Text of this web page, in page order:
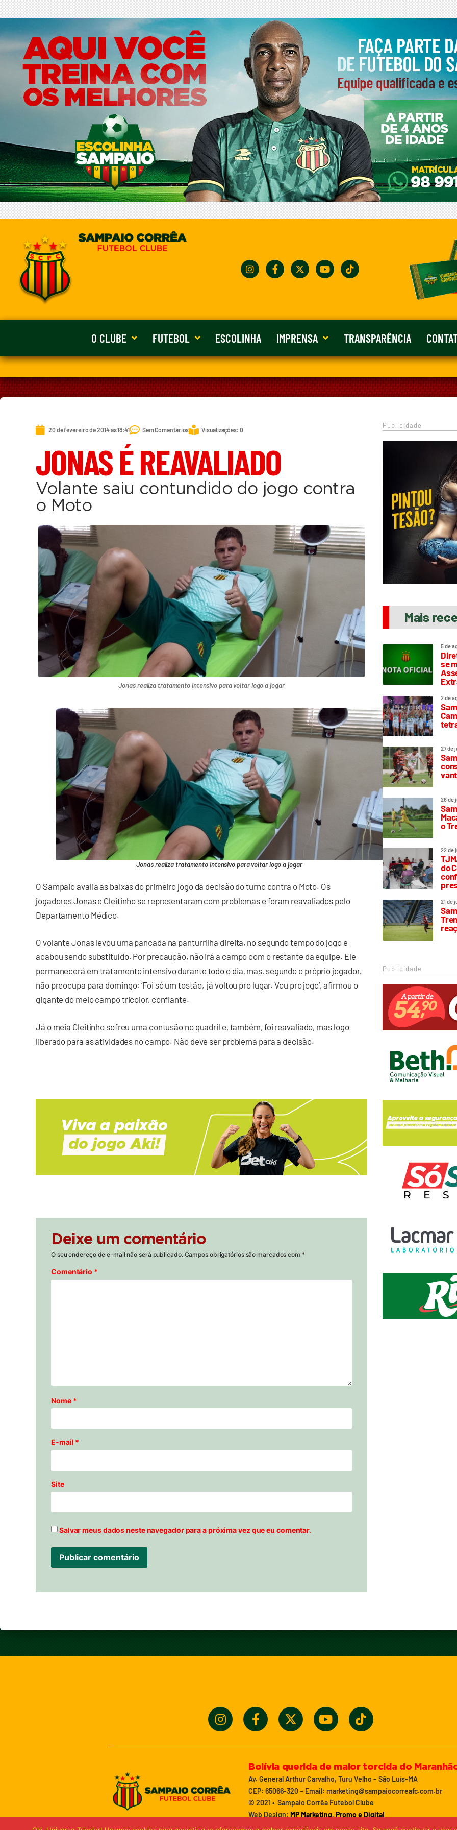
O CLUBE FUTEBOL ESCOLINHA IMPRENSA TRANSPARÊNCIA
20 de fevereiro de 2014 às 18:41 Sem Comentários Visualizações: 0
JONAS É REAVALIADO
Volante saiu contundido do jogo contra
o Moto
Jonas realiza tratamento intensivo para voltar logo a jogar
Jonas realiza tratamento intensivo para voltar logo a jogar
O Sampaio avalia as baixas do primeiro jogo da decisão do turno contra o Moto. Os
jogadores Jonas e Cleitinho se representaram com problemas e foram reavaliados pelo
Departamento Médico.
O volante Jonas levou uma pancada na panturrilha direita, no segundo tempo do jogo e
acabou sendo substituído. Por precaução, não irá a campo com o restante da equipe. Ele
permanecerá em tratamento intensivo durante todo o dia, mas, segundo o próprio jogador,
não preocupa para domingo: ‘Foi só um tostão, já voltou pro lugar. Vou pro jogo’, afirmou o
gigante do meio campo tricolor, confiante.
Já o meia Cleitinho sofreu uma contusão no quadril e, também, foi reavaliado, mas logo
liberado para as atividades no campo. Não deve ser problema para a decisão.
Deixe um comentário
O seu endereço de e-mail não será publicado. Campos obrigatórios são marcados com *
Comentário *
Nome *
E-mail *
Site
Salvar meus dados neste navegador para a próxima vez que eu comentar.
Publicidade
Mais
5 de
se
2 de
27 de
26 de
o
22 de
do
21 de
Publicidade
Bolívia querida de maior torcida do
Av. General Arthur Carvalho, Turu Velho – São Luís-MA
CEP: 65066-320 – Email: marketing@sampaiocorreafc.com.br
© 2021 • Sampaio Corrêa Futebol Clube
Web Design: MP Marketing, Promo e Digital